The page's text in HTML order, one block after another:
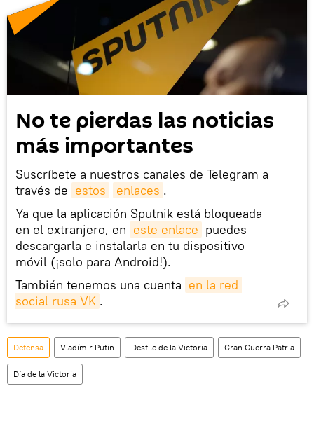
No te pierdas las noticias
más importantes
Suscríbete a nuestros canales de Telegram a
través de estos enlaces .
Ya que la aplicación Sputnik está bloqueada
en el extranjero, en este enlace puedes
descargarla e instalarla en tu dispositivo
móvil (¡solo para Android!).
También tenemos una cuenta en la red
social rusa VK .
Defensa Vladímir Putin Desfile de la Victoria Gran Guerra Patria
Día de la Victoria